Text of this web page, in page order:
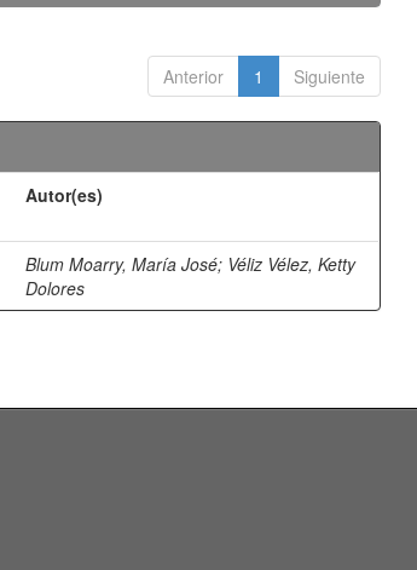
Anterior 1 Siguiente
Autor(es)
Blum Moarry, María José; Véliz Vélez, Ketty
Dolores